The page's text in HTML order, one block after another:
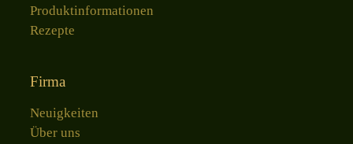
Produktinformationen
Rezepte
Firma
Neuigkeiten
Über uns